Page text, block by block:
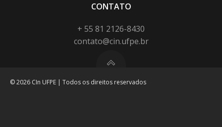
CONTATO
+ 55 81 2126-8430
contato@cin.ufpe.br
© 2026 CIn UFPE | Todos os direitos reservados